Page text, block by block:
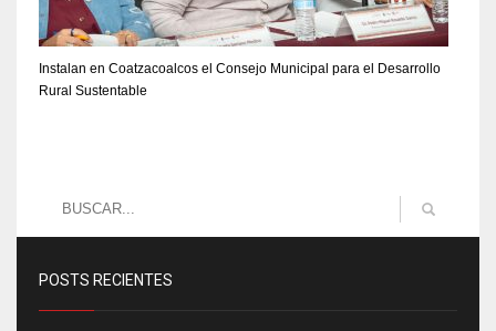
Instalan en Coatzacoalcos el Consejo Municipal para el Desarrollo
Rural Sustentable
POSTS RECIENTES